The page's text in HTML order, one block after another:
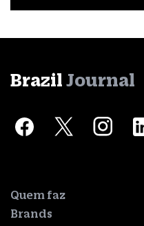
Brazil Journal
Quem faz
Brands